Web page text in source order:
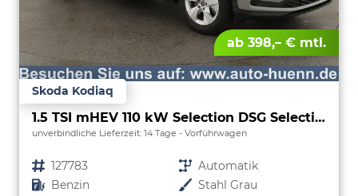
ab 398,– € mtl.
Skoda Kodiaq
1.5 TSI mHEV 110 kW Selection DSG Selection, AHK, Navi, Side, Kamera, Winter, 4 J.- Garantie
unverbindliche Lieferzeit: 14 Tage Vorführwagen
Fahrzeugnr. 127783 Getriebe Automatik
Kraftstoff Benzin Außenfarbe Stahl Grau